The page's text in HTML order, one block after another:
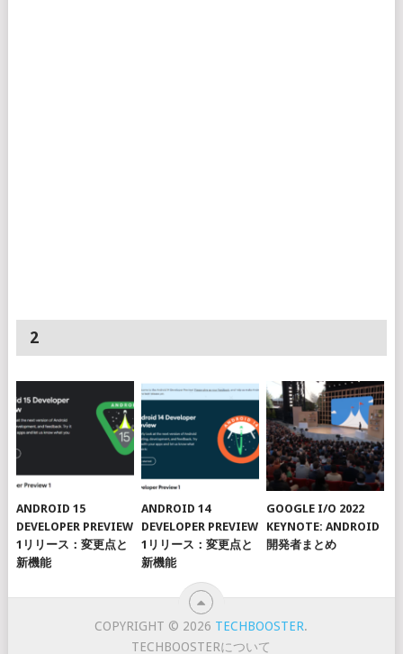
2
ANDROID 15
DEVELOPER PREVIEW
1リリース：変更点と
新機能
ANDROID 14
DEVELOPER PREVIEW
1リリース：変更点と
新機能
GOOGLE I/O 2022
KEYNOTE: ANDROID
開発者まとめ
COPYRIGHT © 2026 TECHBOOSTER.
TECHBOOSTERについて